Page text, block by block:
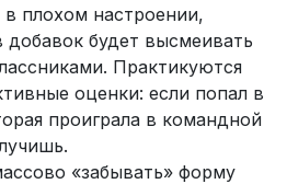
в плохом настроении,
добавок будет высмеивать
Практикуются
оценки: если попал в
проиграла в командной
«забывать» форму